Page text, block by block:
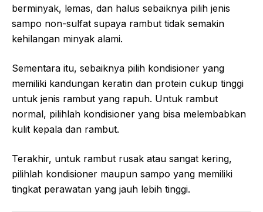
berminyak, lemas, dan halus sebaiknya pilih jenis
sampo non-sulfat supaya rambut tidak semakin
kehilangan minyak alami.
Sementara itu, sebaiknya pilih kondisioner yang
memiliki kandungan keratin dan protein cukup tinggi
untuk jenis rambut yang rapuh. Untuk rambut
normal, pilihlah kondisioner yang bisa melembabkan
kulit kepala dan rambut.
Terakhir, untuk rambut rusak atau sangat kering,
pilihlah kondisioner maupun sampo yang memiliki
tingkat perawatan yang jauh lebih tinggi.